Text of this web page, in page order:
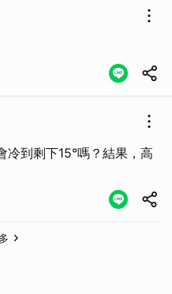
冷到剩下15°嗎？結果，高